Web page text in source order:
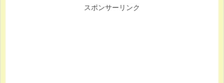
スポンサーリンク